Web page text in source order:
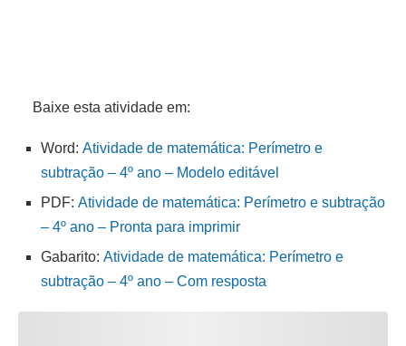
Baixe esta atividade em:
Word: Atividade de matemática: Perímetro e
subtração – 4º ano – Modelo editável
PDF: Atividade de matemática: Perímetro e subtração
– 4º ano – Pronta para imprimir
Gabarito: Atividade de matemática: Perímetro e
subtração – 4º ano – Com resposta